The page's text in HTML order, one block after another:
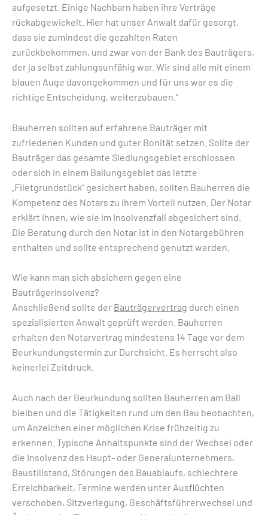
aufgesetzt. Einige Nachbarn haben ihre Verträge
rückabgewickelt. Hier hat unser Anwalt dafür gesorgt,
dass sie zumindest die gezahlten Raten
zurückbekommen, und zwar von der Bank des Bauträgers,
der ja selbst zahlungsunfähig war. Wir sind alle mit einem
blauen Auge davongekommen und für uns war es die
richtige Entscheidung, weiterzubauen.“
Bauherren sollten auf erfahrene Bauträger mit
zufriedenen Kunden und guter Bonität setzen. Sollte der
Bauträger das gesamte Siedlungsgebiet erschlossen
oder sich in einem Ballungsgebiet das letzte
„Filetgrundstück“ gesichert haben, sollten Bauherren die
Kompetenz des Notars zu ihrem Vorteil nutzen. Der Notar
erklärt ihnen, wie sie im Insolvenzfall abgesichert sind.
Die Beratung durch den Notar ist in den Notargebühren
enthalten und sollte entsprechend genutzt werden.
Wie kann man sich absichern gegen eine
Bauträgerinsolvenz?
Anschließend sollte der Bauträgervertrag durch einen
spezialisierten Anwalt geprüft werden. Bauherren
erhalten den Notarvertrag mindestens 14 Tage vor dem
Beurkundungstermin zur Durchsicht. Es herrscht also
keinerlei Zeitdruck.
Auch nach der Beurkundung sollten Bauherren am Ball
bleiben und die Tätigkeiten rund um den Bau beobachten,
um Anzeichen einer möglichen Krise frühzeitig zu
erkennen. Typische Anhaltspunkte sind der Wechsel oder
die Insolvenz des Haupt- oder Generalunternehmers,
Baustillstand, Störungen des Bauablaufs, schlechtere
Erreichbarkeit, Termine werden unter Ausflüchten
verschoben, Sitzverlegung, Geschäftsführerwechsel und